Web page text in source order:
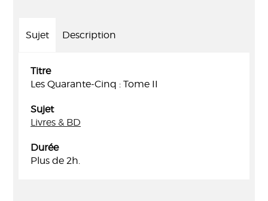
Sujet Description
Titre
Les Quarante-Cinq : Tome II
Sujet
Livres & BD
Durée
Plus de 2h.